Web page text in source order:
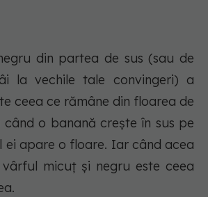
din partea de sus (sau de
la vechile tale convingeri) a
ceea ce rămâne din floarea de
când o banană crește în sus pe
ei apare o floare. Iar când acea
micuț și negru este ceea